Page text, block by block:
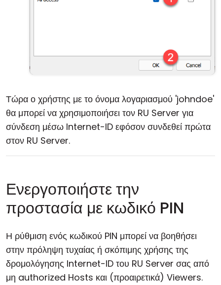
Τώρα ο χρήστης με το όνομα λογαριασμού 'johndoe'
θα μπορεί να χρησιμοποιήσει τον RU Server για
σύνδεση μέσω Internet-ID εφόσον συνδεθεί πρώτα
στον RU Server.
Ενεργοποιήστε την
προστασία με κωδικό PIN
Η ρύθμιση ενός κωδικού PIN μπορεί να βοηθήσει
στην πρόληψη τυχαίας ή σκόπιμης χρήσης της
δρομολόγησης Internet-ID του RU Server σας από
μη authorized Hosts και (προαιρετικά) Viewers.